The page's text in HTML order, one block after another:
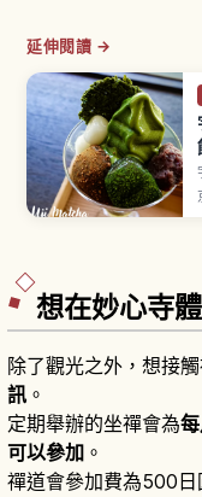
延伸閱讀 →
想在妙心寺
除了觀光之外，想接
訊 。
定期舉辦的坐禪會為
可以參加 。
禪道會參加費為500